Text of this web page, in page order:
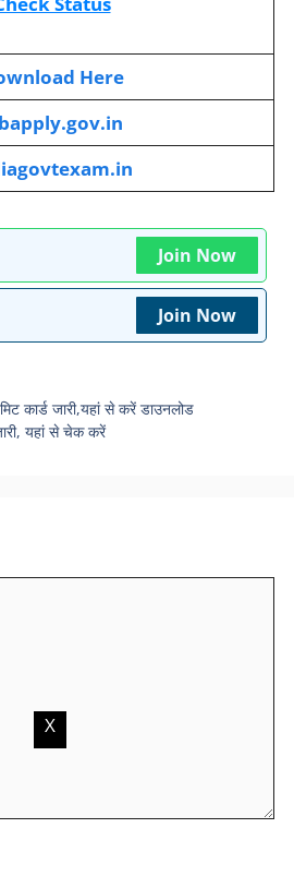
Here
Join Now
Join Now
कार्ड जारी,यहां से करें डाउनलोड
यहां से चेक करें
X